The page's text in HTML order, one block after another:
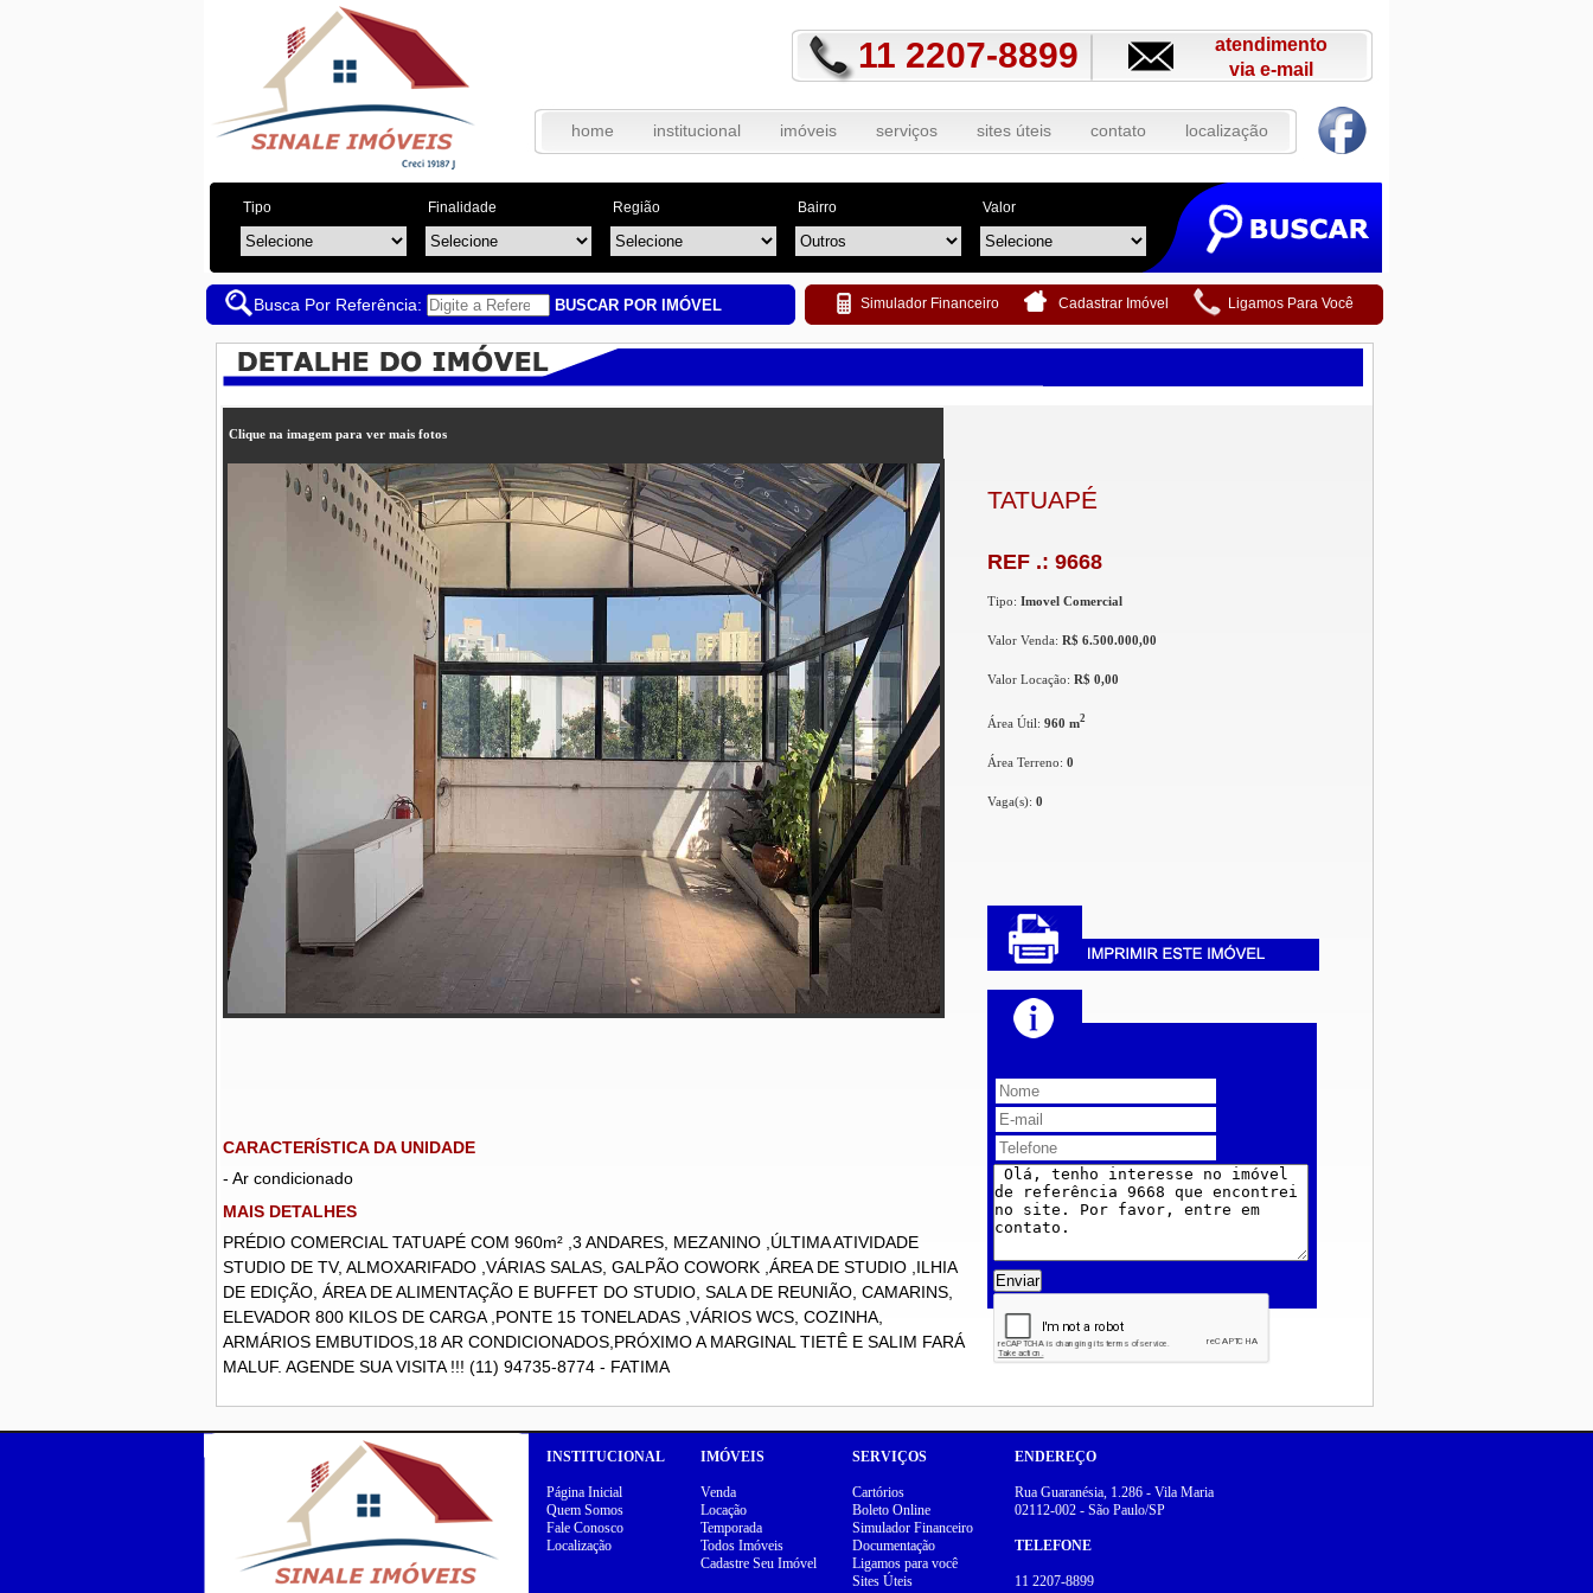
11 2207-8899
atendimento
via e-mail
home institucional imóveis serviços sites úteis contato localização
Tipo Finalidade Região Bairro Valor
Busca Por Referência: BUSCAR POR IMÓVEL Simulador Financeiro Cadastrar Imóvel Ligamos Para Você
Clique na imagem para ver mais fotos
CARACTERÍSTICA DA UNIDADE
- Ar condicionado
MAIS DETALHES
PRÉDIO COMERCIAL TATUAPÉ COM 960m² ,3 ANDARES, MEZANINO ,ÚLTIMA ATIVIDADE
STUDIO DE TV, ALMOXARIFADO ,VÁRIAS SALAS, GALPÃO COWORK ,ÁREA DE STUDIO ,ILHIA
DE EDIÇÃO, ÁREA DE ALIMENTAÇÃO E BUFFET DO STUDIO, SALA DE REUNIÃO, CAMARINS,
ELEVADOR 800 KILOS DE CARGA ,PONTE 15 TONELADAS ,VÁRIOS WCS, COZINHA,
ARMÁRIOS EMBUTIDOS,18 AR CONDICIONADOS,PRÓXIMO A MARGINAL TIETÊ E SALIM FARÁ
MALUF. AGENDE SUA VISITA !!! (11) 94735-8774 - FATIMA
TATUAPÉ
REF .: 9668
Tipo: Imovel Comercial
Valor Venda: R$ 6.500.000,00
Valor Locação: R$ 0,00
Área Útil: 960 m2
Área Terreno: 0
Vaga(s): 0
Enviar
INSTITUCIONAL
Página Inicial
Quem Somos
Fale Conosco
Localização
IMÓVEIS
Venda
Locação
Temporada
Todos Imóveis
Cadastre Seu Imóvel
SERVIÇOS
Cartórios
Boleto Online
Simulador Financeiro
Documentação
Ligamos para você
Sites Úteis
ENDEREÇO
Rua Guaranésia, 1.286 - Vila Maria
02112-002 - São Paulo/SP
TELEFONE
11 2207-8899